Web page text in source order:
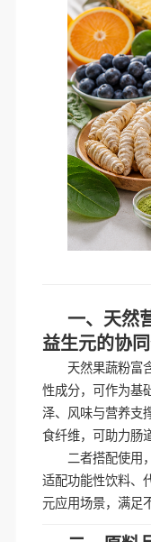
一、天然
益生元的协
天然果蔬粉富
性成分，可作为基
泽、风味与营养支
食纤维，可助力肠
二者搭配使用
适配功能性饮料、
元应用场景，满足